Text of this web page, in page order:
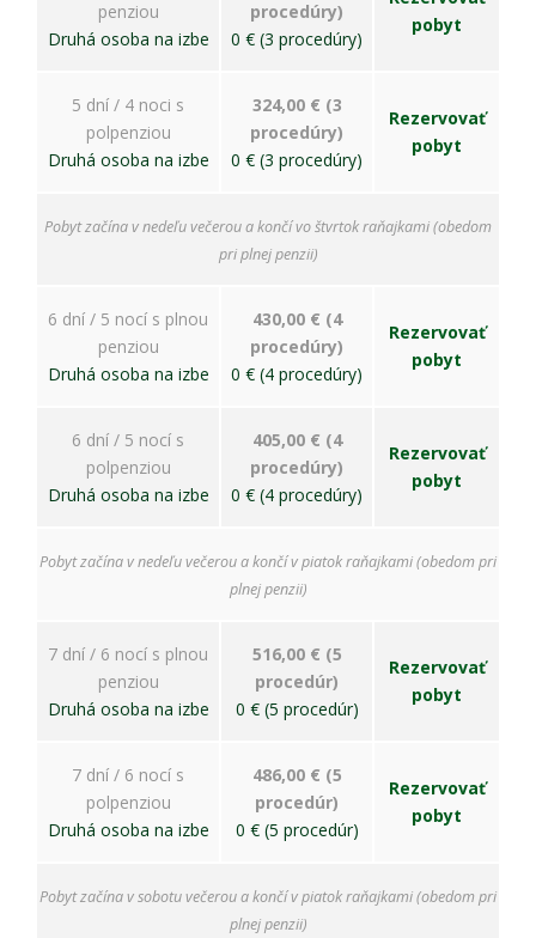
penziou
Druhá osoba na izbe
procedúry)
0 € (3 procedúry)
pobyt
5 dní / 4 noci s
polpenziou
Druhá osoba na izbe
324,00 € (3
procedúry)
0 € (3 procedúry)
Rezervovať
pobyt
Pobyt začína v nedeľu večerou a končí vo štvrtok raňajkami (obedom
pri plnej penzii)
6 dní / 5 nocí s plnou
penziou
Druhá osoba na izbe
430,00 € (4
procedúry)
0 € (4 procedúry)
Rezervovať
pobyt
6 dní / 5 nocí s
polpenziou
Druhá osoba na izbe
405,00 € (4
procedúry)
0 € (4 procedúry)
Rezervovať
pobyt
Pobyt začína v nedeľu večerou a končí v piatok raňajkami (obedom pri
plnej penzii)
7 dní / 6 nocí s plnou
penziou
Druhá osoba na izbe
516,00 € (5
procedúr)
0 € (5 procedúr)
Rezervovať
pobyt
7 dní / 6 nocí s
polpenziou
Druhá osoba na izbe
486,00 € (5
procedúr)
0 € (5 procedúr)
Rezervovať
pobyt
Pobyt začína v sobotu večerou a končí v piatok raňajkami (obedom pri
plnej penzii)